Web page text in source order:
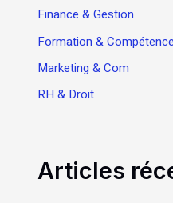
Finance & Gestion
Formation &
Marketing & Com
RH & Droit
Articles